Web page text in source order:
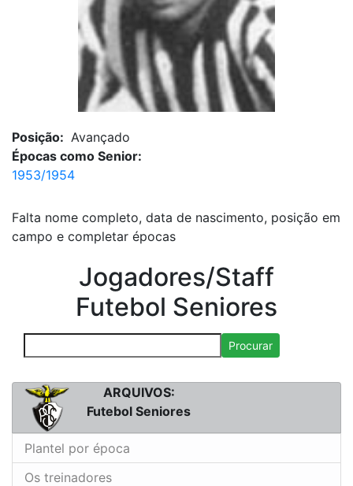
Posição: Avançado
Épocas como Senior:
1953/1954
Falta nome completo, data de nascimento, posição em
campo e completar épocas
Jogadores/Staff
Futebol Seniores
Procurar
ARQUIVOS:
Futebol Seniores
Plantel por época
Os treinadores